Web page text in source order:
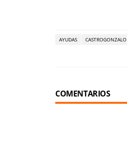
AYUDAS CASTROGONZALO
COMENTARIOS